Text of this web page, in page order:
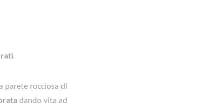
.
parete rocciosa di
dando vita ad